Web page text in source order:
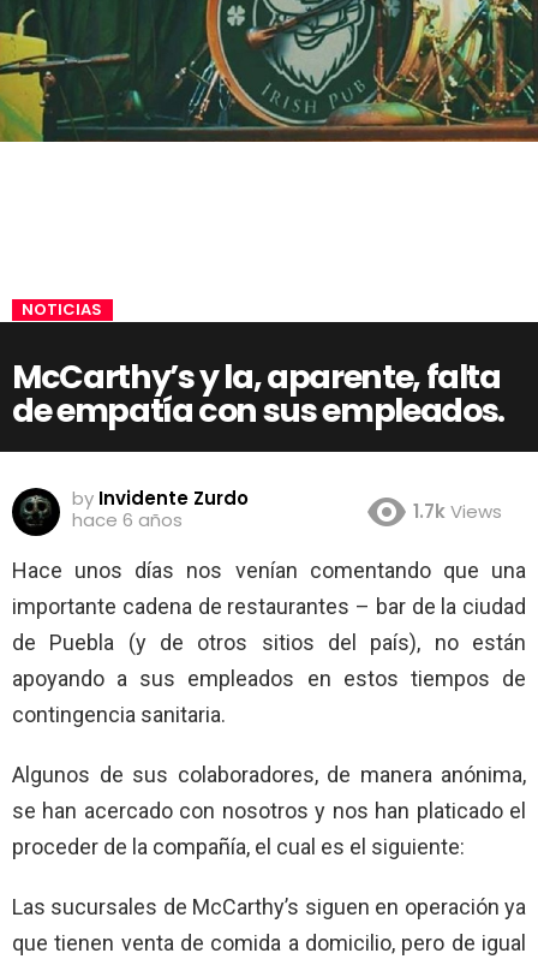
NOTICIAS
McCarthy’s y la, aparente, falta
de empatía con sus empleados.
by Invidente Zurdo
hace 6 años
1.7kViews
Hace unos días nos venían comentando que una
importante cadena de restaurantes – bar de la ciudad
de Puebla (y de otros sitios del país), no están
apoyando a sus empleados en estos tiempos de
contingencia sanitaria.
Algunos de sus colaboradores, de manera anónima,
se han acercado con nosotros y nos han platicado el
proceder de la compañía, el cual es el siguiente:
Las sucursales de McCarthy’s siguen en operación ya
que tienen venta de comida a domicilio, pero de igual